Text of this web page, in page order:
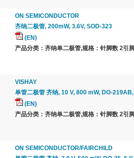
ON SEMICONDUCTOR
齐纳二极管, 200mW, 3.6V, SOD-323
(EN)
产品分类：齐纳单二极管,规格：针脚数 2引
VISHAY
单管二极管 齐纳, 10 V, 800 mW, DO-
(EN)
产品分类：齐纳单二极管,规格：针脚数 2引
ON SEMICONDUCTOR/FAIRCHILD